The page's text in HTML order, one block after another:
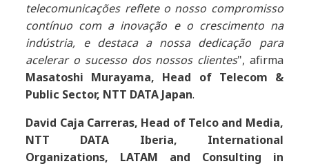
telecomunicações reflete o nosso compromisso
contínuo com a inovação e o crescimento na
indústria, e destaca a nossa dedicação para
acelerar o sucesso dos nossos clientes", afirma
Masatoshi Murayama, Head of Telecom &
Public Sector, NTT DATA Japan.
David Caja Carreras, Head of Telco and Media,
NTT DATA Iberia, International
Organizations, LATAM and Consulting in